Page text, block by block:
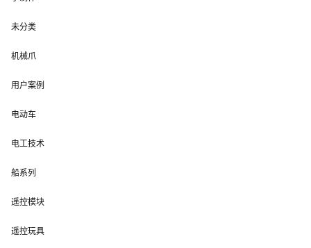
未分类
机械爪
用户案例
电动车
电工技术
船系列
遥控模块
遥控玩具